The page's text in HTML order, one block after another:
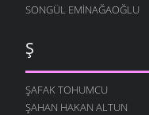
SONGÜL EMINAĞAOĞLU
Ş
ŞAFAK TOHUMCU
ŞAHAN HAKAN ALTUN